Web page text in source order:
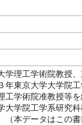
学理工学術院教授
年東京大学大学院
工学術院准教授等
大学院工学系研究
（本データはこの